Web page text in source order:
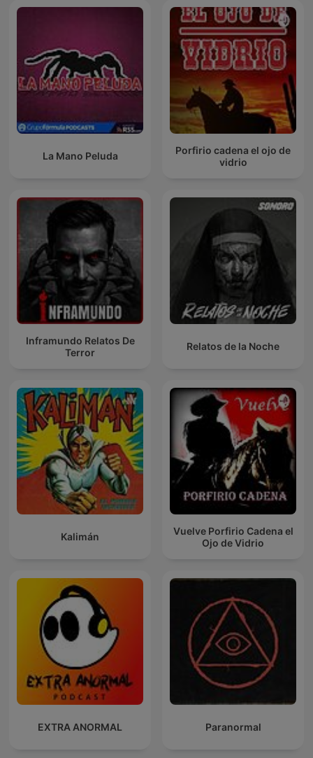
La Mano Peluda
Porfirio cadena el ojo de
vidrio
Inframundo Relatos De
Terror
Relatos de la Noche
Kalimán
Vuelve Porfirio Cadena el
Ojo de Vidrio
EXTRA ANORMAL Paranormal